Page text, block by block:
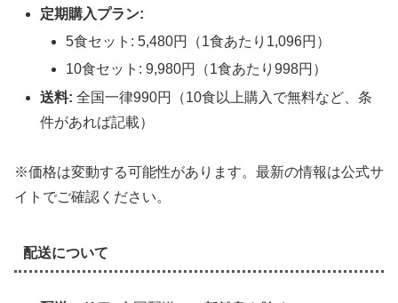
定期購入プラン:
5食セット: 5,480円（1食あたり1,096円）
10食セット: 9,980円（1食あたり998円）
送料: 全国一律990円（10食以上購入で無料など、条
件があれば記載）
※価格は変動する可能性があります。最新の情報は公式サ
イトでご確認ください。
配送について